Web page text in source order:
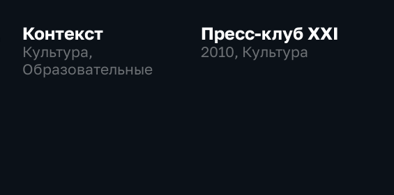
Контекст
Культура,
Образовательные
Пресс-клуб ХХI
2010, Культура